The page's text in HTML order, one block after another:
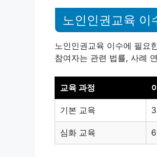
노인인권교육 이
노인인권교육 이수에 필요
참여자는 관련 법률, 사례
교육 과정
기본 교육
심화 교육